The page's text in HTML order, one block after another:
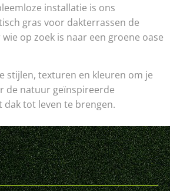
installatie is ons
gras voor dakterrassen de
op zoek is naar een groene oase
stijlen, texturen en kleuren om je
de natuur geïnspireerde
tot leven te brengen.